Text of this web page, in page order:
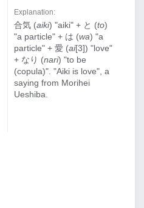
Explanation:
合気 (aiki) "aiki" + と (to)
"a particle" + は (wa) "a
particle" + 愛 (ai[3]) "love"
+ なり (nari) "to be
(copula)". "Aiki is love", a
saying from Morihei
Ueshiba.